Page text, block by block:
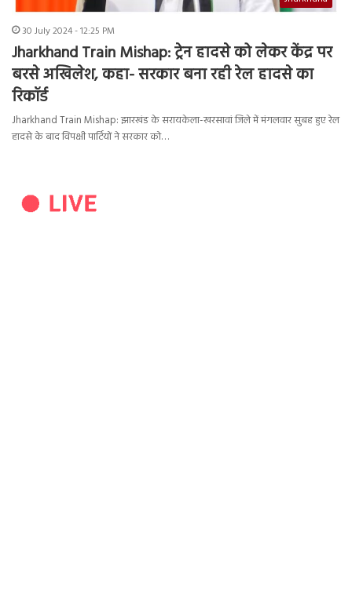
30 July 2024 - 12:25 PM
Jharkhand Train Mishap: ट्रेन हादसे को लेकर केंद्र पर
बरसे अखिलेश, कहा- सरकार बना रही रेल हादसे का
रिकॉर्ड
Jharkhand Train Mishap: झारखंड के सरायकेला-खरसावां जिले में मंगलवार सुबह हुए रेल
हादसे के बाद विपक्षी पार्टियों ने सरकार को…